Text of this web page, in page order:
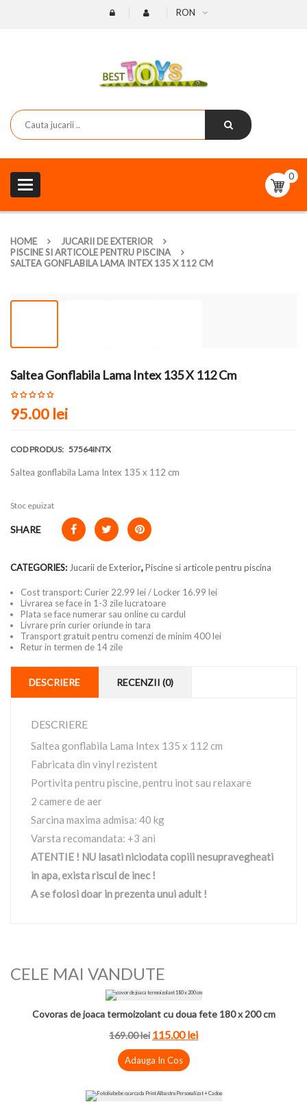
RON
Toggle
navigation
0
HOME
JUCARII DE EXTERIOR
PISCINE SI ARTICOLE PENTRU PISCINA
SALTEA GONFLABILA LAMA INTEX 135 X 112 CM
Saltea Gonflabila Lama Intex 135 X 112 Cm
95.00 lei
COD PRODUS: 57564INTX
Saltea gonflabila Lama Intex 135 x 112 cm
Stoc epuizat
SHARE
CATEGORIES: Jucarii de Exterior,Piscine si articole pentru piscina
Cost transport: Curier 22.99 lei / Locker 16.99 lei
Livrarea se face in 1-3 zile lucratoare
Plata se face numerar sau online cu cardul
Livrare prin curier oriunde in tara
Transport gratuit pentru comenzi de minim 400 lei
Retur in termen de 14 zile
DESCRIERE RECENZII (0)
DESCRIERE
Saltea gonflabila Lama Intex 135 x 112 cm
Fabricata din vinyl rezistent
Portivita pentru piscine, pentru inot sau relaxare
2 camere de aer
Sarcina maxima admisa: 40 kg
Varsta recomandata: +3 ani
ATENTIE ! NU lasati niciodata copiii nesupravegheati
in apa, exista riscul de inec !
A se folosi doar in prezenta unui adult !
CELE MAI VANDUTE
Covoras de joaca termoizolant cu doua fete 180 x 200 cm
169.00lei 115.00lei
Adauga In Cos